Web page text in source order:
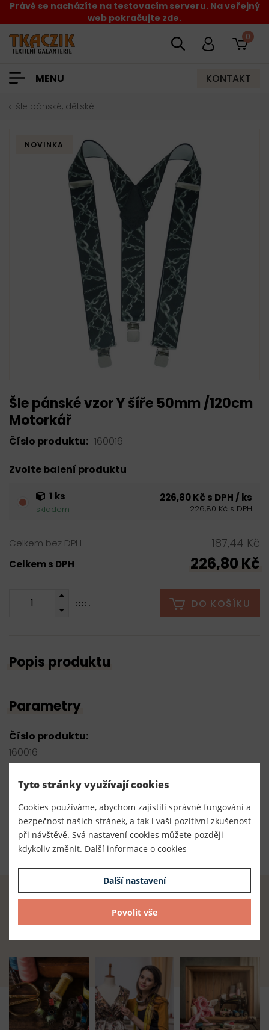
Právě se nacházíte na testovacím serveru. Na veřejný
web pokračujte zde.
0
MENU KONTAKT
šle pánské, dětské
NOVINKA
Šle pánské vzor Y šíře 50mm /120cm
Motorkář
Číslo produktu: 160016
Zvolte balení produktu
1 ks
skladem
226,80 Kč s DPH / ks
226,80 Kč s DPH
Celkem bez DPH 187,44 Kč
Celkem s DPH 226,80 Kč
bal. DO KOŠÍKU
Popis produktu
Parametry
Číslo produktu:
160016
Výrobce
Český výrobce
Dodavatel
TKACZIK s.r.o.
Radost z tvoření začíná u nás.
Najdete zde vše, co potřebujete.
Tyto stránky využívají cookies
Cookies používáme, abychom zajistili správné fungování a
bezpečnost našich stránek, a tak i vaši pozitivní zkušenost
při návštěvě. Svá nastavení cookies můžete později
kdykoliv změnit. Další informace o cookies
Další nastavení
Povolit vše